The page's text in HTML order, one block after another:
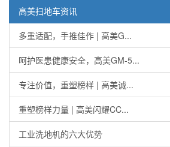
高美扫地车资讯
多重适配，手推佳作 | 高美G...
呵护医患健康安全，高美GM-5...
专注价值，重塑榜样 | 高美诚...
重塑榜样力量 | 高美闪耀CC...
工业洗地机的六大优势